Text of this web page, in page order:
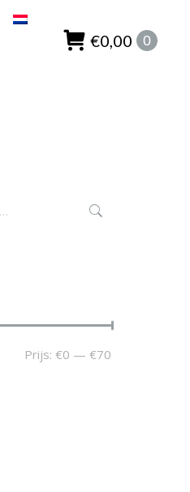
€0,00 0
Prijs: €0 — €70
0